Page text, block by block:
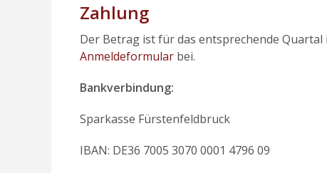
Zahlung
Der Betrag ist für das entsprechende
Anmeldeformular bei.
Bankverbindung:
Sparkasse Fürstenfeldbruck
IBAN: DE36 7005 3070 0001 4796 09